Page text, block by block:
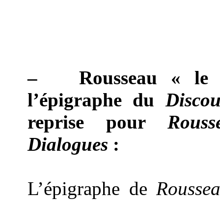
–
Rousseau «
l’épigraphe du
reprise pour
Dialogues :
L’épigraphe de